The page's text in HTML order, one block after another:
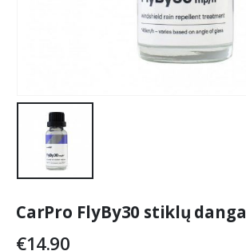
CarPro FlyBy30 stiklų danga
€14.90